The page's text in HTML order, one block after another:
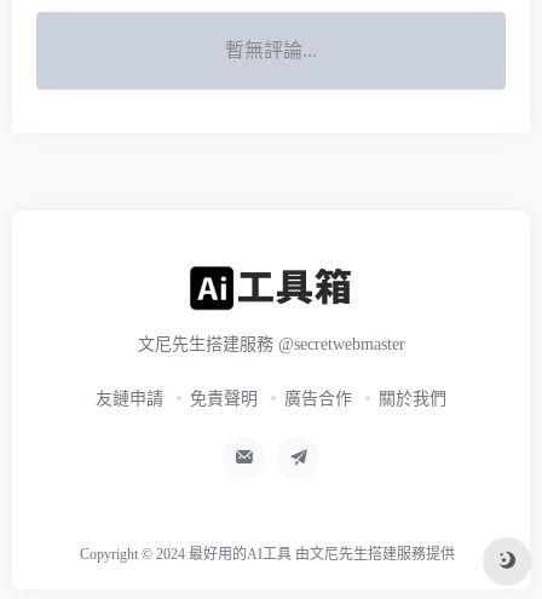
暫無評論...
文尼先生搭建服務 @secretwebmaster
友鏈申請 免責聲明 廣告合作 關於我們
Copyright © 2024 最好用的AI工具 由文尼先生搭建服務提供